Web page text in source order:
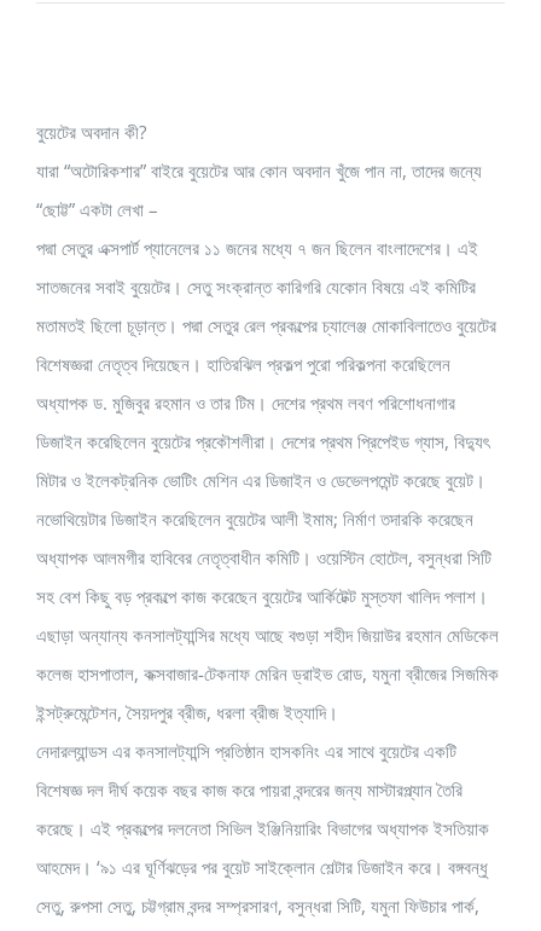
Larger
Image
বুয়েটের অবদান কী?
যারা “অটোরিকশার” বাইরে বুয়েটের আর কোন অবদান খুঁজে পান না, তাদের জন্যে
“ছোট্ট” একটা লেখা –
পদ্মা সেতুর এক্সপার্ট প্যানেলের ১১ জনের মধ্যে ৭ জন ছিলেন বাংলাদেশের। এই
সাতজনের সবাই বুয়েটের। সেতু সংক্রান্ত কারিগরি যেকোন বিষয়ে এই কমিটির
মতামতই ছিলো চূড়ান্ত। পদ্মা সেতুর রেল প্রকল্পের চ্যালেঞ্জ মোকাবিলাতেও বুয়েটের
বিশেষজ্ঞরা নেতৃত্ব দিয়েছেন। হাতিরঝিল প্রকল্প পুরো পরিকল্পনা করেছিলেন
অধ্যাপক ড. মুজিবুর রহমান ও তার টিম। দেশের প্রথম লবণ পরিশোধনাগার
ডিজাইন করেছিলেন বুয়েটের প্রকৌশলীরা। দেশের প্রথম প্রিপেইড গ্যাস, বিদ্যুৎ
মিটার ও ইলেকট্রনিক ভোটিং মেশিন এর ডিজাইন ও ডেভেলপমেন্ট করেছে বুয়েট।
নভোথিয়েটার ডিজাইন করেছিলেন বুয়েটের আলী ইমাম; নির্মাণ তদারকি করেছেন
অধ্যাপক আলমগীর হাবিবের নেতৃত্বাধীন কমিটি। ওয়েস্টিন হোটেল, বসুন্ধরা সিটি
সহ বেশ কিছু বড় প্রকল্পে কাজ করেছেন বুয়েটের আর্কিটেক্ট মুস্তফা খালিদ পলাশ।
এছাড়া অন্যান্য কনসালট্যান্সির মধ্যে আছে বগুড়া শহীদ জিয়াউর রহমান মেডিকেল
কলেজ হাসপাতাল, কক্সবাজার-টেকনাফ মেরিন ড্রাইভ রোড, যমুনা ব্রীজের সিজমিক
ইন্সট্রুমেন্টেশন, সৈয়দপুর ব্রীজ, ধরলা ব্রীজ ইত্যাদি।
নেদারল্যান্ডস এর কনসালট্যান্সি প্রতিষ্ঠান হাসকনিং এর সাথে বুয়েটের একটি
বিশেষজ্ঞ দল দীর্ঘ কয়েক বছর কাজ করে পায়রা বন্দরের জন্য মাস্টারপ্ল্যান তৈরি
করেছে। এই প্রকল্পের দলনেতা সিভিল ইঞ্জিনিয়ারিং বিভাগের অধ্যাপক ইসতিয়াক
আহমেদ। ‘৯১ এর ঘূর্ণিঝড়ের পর বুয়েট সাইক্লোন শেল্টার ডিজাইন করে। বঙ্গবন্ধু
সেতু, রুপসা সেতু, চট্টগ্রাম বন্দর সম্প্রসারণ, বসুন্ধরা সিটি, যমুনা ফিউচার পার্ক,